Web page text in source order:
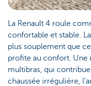
La Renault 4 roule
confortable et stable.
plus souplement que
profite au confort. Une
multibras, qui
chaussée irrégulière,